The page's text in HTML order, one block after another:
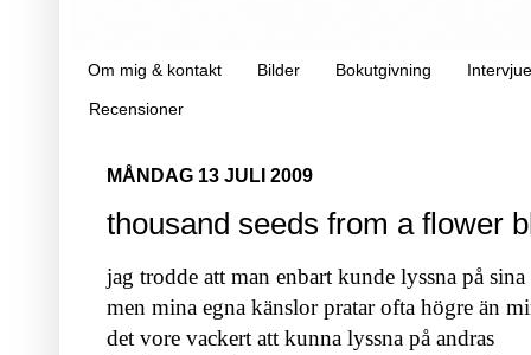
Om mig & kontakt Bilder Bokutgivning
Recensioner
MÅNDAG 13 JULI 2009
thousand seeds from a flower
jag trodde att man enbart kunde lyssna på
men mina egna känslor pratar ofta högre än
det vore vackert att kunna lyssna på andras